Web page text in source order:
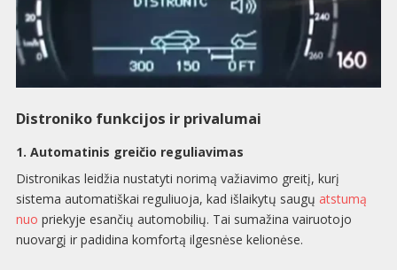
Distroniko funkcijos ir privalumai
1. Automatinis greičio reguliavimas
Distronikas leidžia nustatyti norimą važiavimo greitį, kurį
sistema automatiškai reguliuoja, kad išlaikytų saugų atstumą
nuo priekyje esančių automobilių. Tai sumažina vairuotojo
nuovargį ir padidina komfortą ilgesnėse kelionėse.